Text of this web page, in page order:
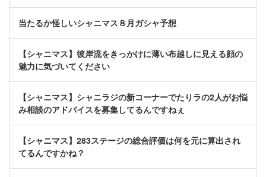
当たるか怪しいシャニマス８月ガシャ予想
【シャニマス】彼岸流をきっかけに薄い布越しに見える顔の
魅力に気づいてください
【シャニマス】シャニラジの新コーナーでたりラの2人がお悩
み相談のアドバイスを募集してるんですねぇ
【シャニマス】283ステージの総合評価は何を元に算出され
てるんですかね？